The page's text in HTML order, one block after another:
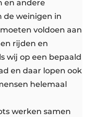
en andere
de weinigen in
voldoen aan
rijden en
wij op een bepaald
en daar lopen ook
helemaal
werken samen